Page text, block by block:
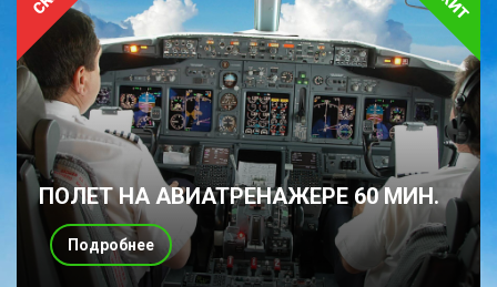
ПОЛЕТ НА АВИАТРЕНАЖЕРЕ 60 МИН.
Подробнее